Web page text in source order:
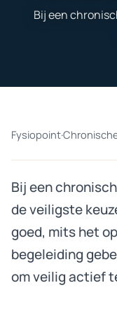
Bij een
Fysiopoint·
Bij een
de veiligste
goed, mits het
begeleiding
om veilig actief